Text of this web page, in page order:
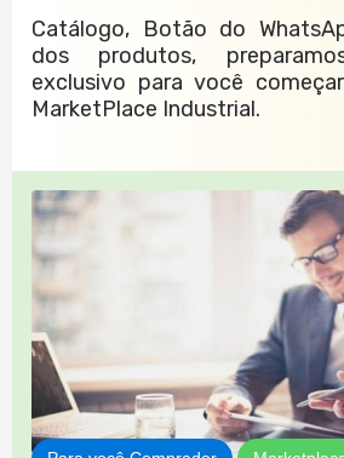
Catálogo, Botão do
dos produtos,
exclusivo para você
MarketPlace Industrial.